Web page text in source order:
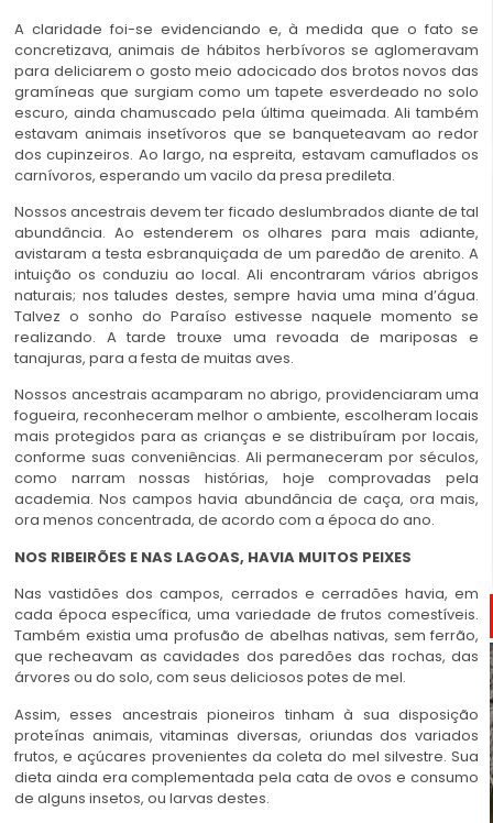
A claridade foi-se evidenciando e, à medida que o fato se
concretizava, animais de hábitos herbívoros se aglomeravam
para deliciarem o gosto meio adocicado dos brotos novos das
gramíneas que surgiam como um tapete esverdeado no solo
escuro, ainda chamuscado pela última queimada. Ali também
estavam animais insetívoros que se banqueteavam ao redor
dos cupinzeiros. Ao largo, na espreita, estavam camuflados os
carnívoros, esperando um vacilo da presa predileta.
Nossos ancestrais devem ter ficado deslumbrados diante de tal
abundância. Ao estenderem os olhares para mais adiante,
avistaram a testa esbranquiçada de um paredão de arenito. A
intuição os conduziu ao local. Ali encontraram vários abrigos
naturais; nos taludes destes, sempre havia uma mina d’água.
Talvez o sonho do Paraíso estivesse naquele momento se
realizando. A tarde trouxe uma revoada de mariposas e
tanajuras, para a festa de muitas aves.
Nossos ancestrais acamparam no abrigo, providenciaram uma
fogueira, reconheceram melhor o ambiente, escolheram locais
mais protegidos para as crianças e se distribuíram por locais,
conforme suas conveniências. Ali permaneceram por séculos,
como narram nossas histórias, hoje comprovadas pela
academia. Nos campos havia abundância de caça, ora mais,
ora menos concentrada, de acordo com a época do ano.
NOS RIBEIRÕES E NAS LAGOAS, HAVIA MUITOS PEIXES
Nas vastidões dos campos, cerrados e cerradões havia, em
cada época específica, uma variedade de frutos comestíveis.
Também existia uma profusão de abelhas nativas, sem ferrão,
que recheavam as cavidades dos paredões das rochas, das
árvores ou do solo, com seus deliciosos potes de mel.
Assim, esses ancestrais pioneiros tinham à sua disposição
proteínas animais, vitaminas diversas, oriundas dos variados
frutos, e açúcares provenientes da coleta do mel silvestre. Sua
dieta ainda era complementada pela cata de ovos e consumo
de alguns insetos, ou larvas destes.